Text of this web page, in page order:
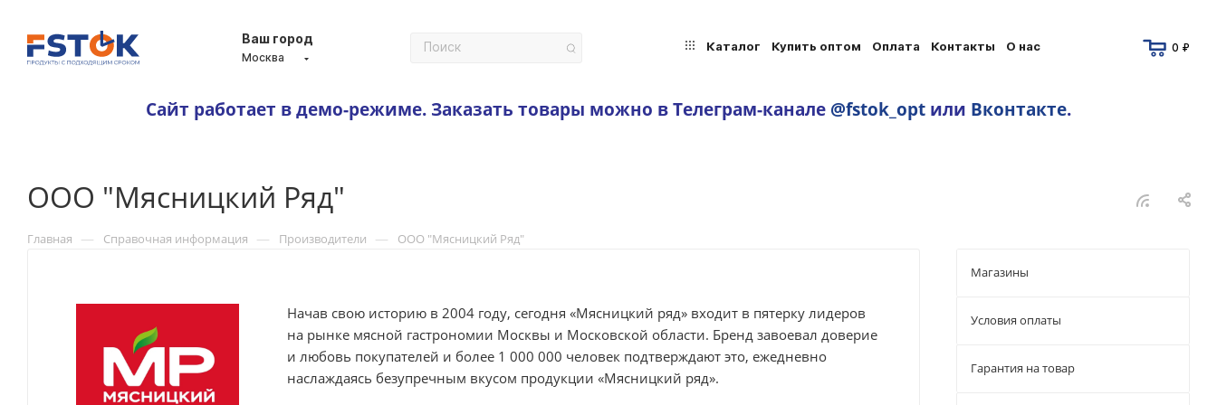
Ваш город
Москва
Каталог Купить оптом Оплата Контакты О нас 0 ₽
Сайт работает в демо-режиме. Заказать товары можно в Телеграм-канале @fstok_opt или Вконтакте.
ООО "Мясницкий Ряд"
Главная — Справочная информация — Производители — ООО "Мясницкий Ряд"
Начав свою историю в 2004 году, сегодня «Мясницкий ряд» входит в пятерку лидеров
на рынке мясной гастрономии Москвы и Московской области. Бренд завоевал доверие
и любовь покупателей и более 1 000 000 человек подтверждают это, ежедневно
наслаждаясь безупречным вкусом продукции «Мясницкий ряд».
Магазины
Условия оплаты
Гарантия на товар